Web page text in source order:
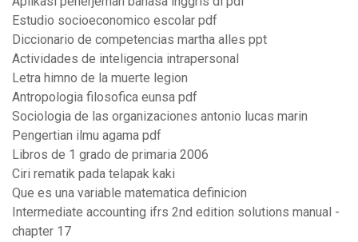
Estudio socioeconomico escolar pdf
Diccionario de competencias martha alles ppt
Actividades de inteligencia intrapersonal
Letra himno de la muerte legion
Antropologia filosofica eunsa pdf
Sociologia de las organizaciones antonio lucas marin
Pengertian ilmu agama pdf
Libros de 1 grado de primaria 2006
Ciri rematik pada telapak kaki
Que es una variable matematica definicion
Intermediate accounting ifrs 2nd edition solutions manual -
chapter 17